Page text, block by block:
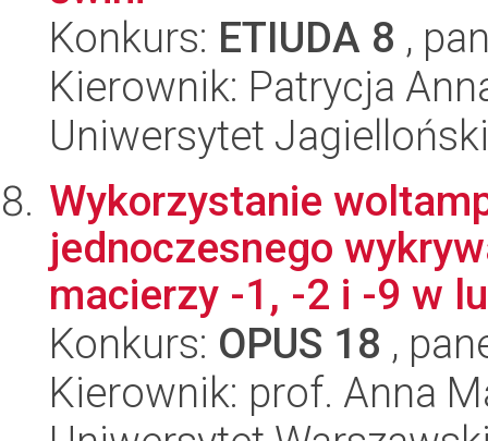
Konkurs: ETIUDA 8 ,
Kierownik: Patrycja
Uniwersytet
Wykorzystanie
jednoczesnego
macierzy -1, -2 i -9 w
Konkurs: OPUS 18 ,
Kierownik: prof. Anna